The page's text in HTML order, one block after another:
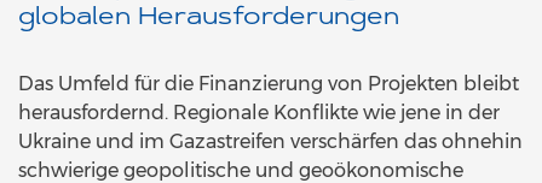
globalen Herausforderungen
Das Umfeld für die Finanzierung von Projekten bleibt
herausfordernd. Regionale Konflikte wie jene in der
Ukraine und im Gazastreifen verschärfen das ohnehin
schwierige geopolitische und geoökonomische